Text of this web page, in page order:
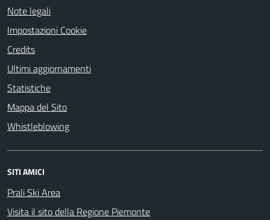
Note legali
Impostazioni Cookie
Credits
Ultimi aggiornamenti
Statistiche
Mappa del Sito
Whistleblowing
SITI AMICI
Prali Ski Area
Visita il sito della Regione Piemonte